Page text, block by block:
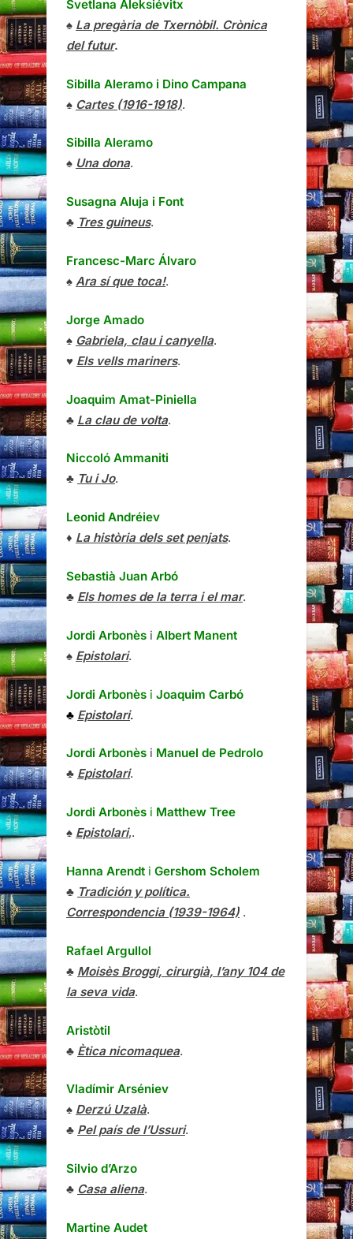
Svetlana Aleksiévitx
♠ La pregària de Txernòbil. Crònica
del futur.
Sibilla Aleramo i Dino Campana
♠ Cartes (1916-1918).
Sibilla Aleramo
♠ Una dona.
Susagna Aluja i Font
♣ Tres guineus.
Francesc-Marc Álvaro
♠ Ara sí que toca!.
Jorge Amado
♠ Gabriela, clau i canyella.
♥ Els vells mariners.
Joaquim Amat-Piniella
♣ La clau de volta.
Niccoló Ammaniti
♣ Tu i Jo.
Leonid Andréiev
♦ La història dels set penjats.
Sebastià Juan Arbó
♣ Els homes de la terra i el mar.
Jordi Arbonès i Albert Manent
♠ Epistolari.
Jordi Arbonès i Joaquim Carbó
♣ Epistolari.
Jordi Arbonès i Manuel de Pedrolo
♣ Epistolari.
Jordi Arbonès i Matthew Tree
♠ Epistolari,.
Hanna Arendt i Gershom Scholem
♣ Tradición y política.
Correspondencia (1939-1964) .
Rafael Argullol
♣ Moisès Broggi, cirurgià, l’any 104 de
la seva vida.
Aristòtil
♣ Ètica nicomaquea.
Vladímir Arséniev
♠ Derzú Uzalà.
♣ Pel país de l’Ussuri.
Silvio d’Arzo
♣ Casa aliena.
Martine Audet